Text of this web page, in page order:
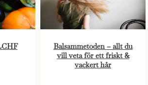
Balsammetoden – allt du
vill veta för ett friskt &
vackert hår